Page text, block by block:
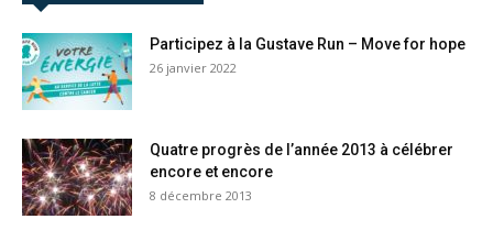
Participez à la Gustave Run – Move for hope
26 janvier 2022
Quatre progrès de l’année 2013 à célébrer
encore et encore
8 décembre 2013